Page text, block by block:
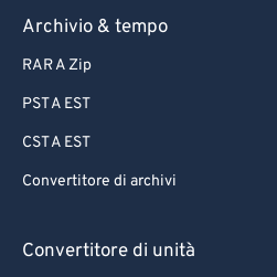
Archivio & tempo
RAR A Zip
PST A EST
CST A EST
Convertitore di archivi
Convertitore di unità